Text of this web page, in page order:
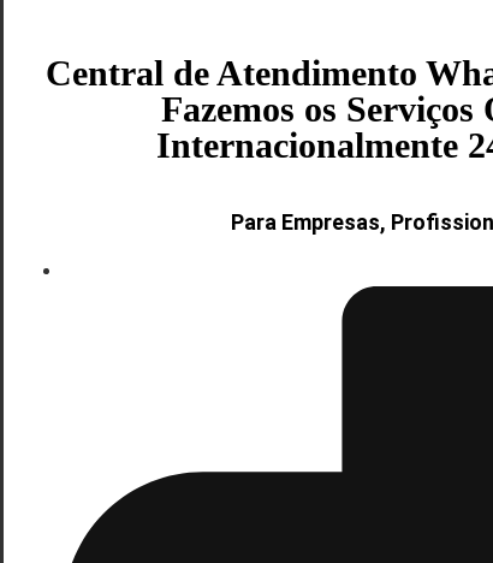
Central de Atendimento
Fazemos os
Internacionalmente
Para Empresas,